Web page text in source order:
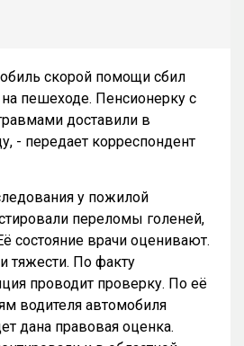
скорой помощи сбил
пешеходе. Пенсионерку с
доставили в
- передает корреспондент
у пожилой
переломы голеней,
состояние врачи оценивают.
тяжести. По факту
проводит проверку. По её
водителя автомобиля
дана правовая оценка.